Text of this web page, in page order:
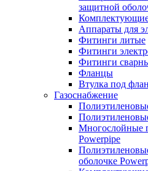
защитной
Аппараты для
Фитинги литые
Фитинги
Фитинги
Фланцы
Втулка под
Газоснабжение
Многослойные
Powerpipe
оболочке